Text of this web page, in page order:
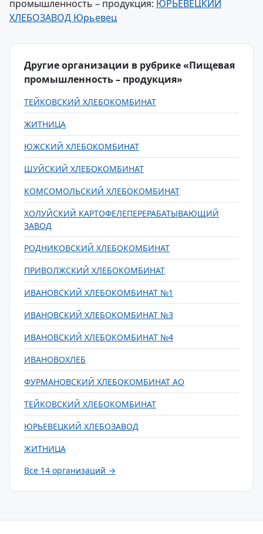
промышленность – продукция: ЮРЬЕВЕЦКИЙ
ХЛЕБОЗАВОД Юрьевец
Другие организации в рубрике «Пищевая
промышленность – продукция»
ТЕЙКОВСКИЙ ХЛЕБОКОМБИНАТ
ЖИТНИЦА
ЮЖСКИЙ ХЛЕБОКОМБИНАТ
ШУЙСКИЙ ХЛЕБОКОМБИНАТ
КОМСОМОЛЬСКИЙ ХЛЕБОКОМБИНАТ
ХОЛУЙСКИЙ КАРТОФЕЛЕПЕРЕРАБАТЫВАЮЩИЙ
ЗАВОД
РОДНИКОВСКИЙ ХЛЕБОКОМБИНАТ
ПРИВОЛЖСКИЙ ХЛЕБОКОМБИНАТ
ИВАНОВСКИЙ ХЛЕБОКОМБИНАТ №1
ИВАНОВСКИЙ ХЛЕБОКОМБИНАТ №3
ИВАНОВСКИЙ ХЛЕБОКОМБИНАТ №4
ИВАНОВОХЛЕБ
ФУРМАНОВСКИЙ ХЛЕБОКОМБИНАТ АО
ТЕЙКОВСКИЙ ХЛЕБОКОМБИНАТ
ЮРЬЕВЕЦКИЙ ХЛЕБОЗАВОД
ЖИТНИЦА
Все 14 организаций →